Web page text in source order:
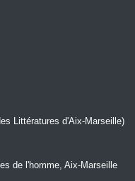
Littératures d'Aix-Marseille)
de l'homme, Aix-Marseille